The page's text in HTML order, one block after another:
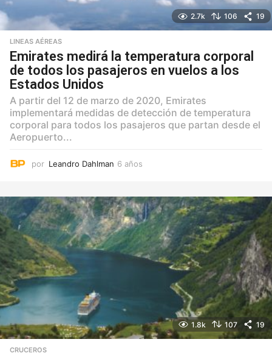
2.7k 106 19
LINEAS AÉREAS
Emirates medirá la temperatura corporal
de todos los pasajeros en vuelos a los
Estados Unidos
A partir del 12 de marzo de 2020, Emirates
implementará medidas de detección de temperatura
corporal para todos los pasajeros que partan desde el
Aeropuerto...
por Leandro Dahlman 6 años
o
s
1.8k 107 19
CRUCEROS